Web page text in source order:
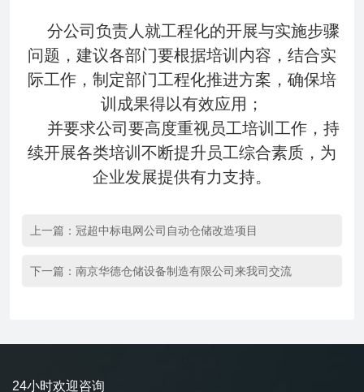
分公司负责人就工程化的开展与实施步骤
问题，建议各部门要根据培训内容，结合实
际工作，制定部门工程化推进方案，确保培
训成果得以有效应用；
并要求公司要高度重视员工培训工作，持
续开展各类培训不断提升员工综合素质，为
企业发展提供有力支持。
上一篇： 冠超中标电网公司自动仓储改造项目
下一篇： 南京华德仓储设备制造有限公司来我司交流
24小时欢迎咨询